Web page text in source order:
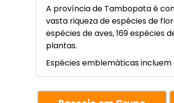
A província de Tambopata é
vasta riqueza de espécies de
espécies de aves, 169 espécies
plantas.
Espécies emblemáticas